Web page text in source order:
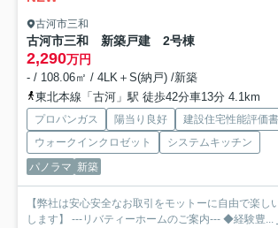
古河市三和
古河市三和 新築戸建 2号棟
2,290万円
- / 108.06㎡ / 4LK＋S(納戸) /新築
東北本線「古河」駅 徒歩42分車13分 4.1km
プロパンガス 陽当り良好 建設住宅性能評価
ウォークインクロゼット
システムキッチン
パノラマ 新築
【弊社は安心安全なお取引をモットーに自由で楽し
します】 ---リバティーホームのご案内--- ◆経験豊...